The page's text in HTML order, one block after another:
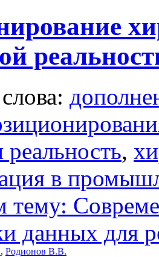
,
в
данных для
, Родионов В.В.